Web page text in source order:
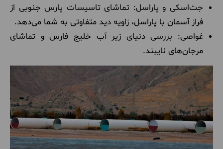
جت‌اسکی و پاراسل: تماشای تاسیسات پارس جنوبی از
فراز آسمان با پاراسل، زاویه دید متفاوتی به شما می‌دهد.
غواصی: بررسی دنیای زیر آب خلیج فارس و تماشای
مرجان‌های نایبند.